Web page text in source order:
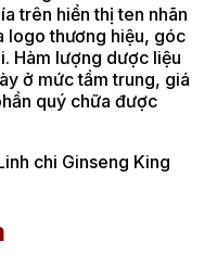
trên hiển thị ten nhãn
logo thương hiệu, góc
Hàm lượng dược liệu
ở mức tầm trung, giá
quý chữa được